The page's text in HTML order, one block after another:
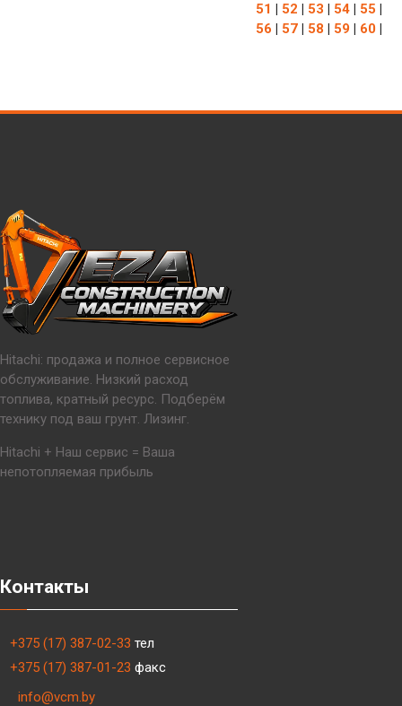
51 | 52 | 53 | 54 | 55 |
56 | 57 | 58 | 59 | 60 |
Hitachi: продажа и полное сервисное
обслуживание. Низкий расход
топлива, кратный ресурс. Подберём
технику под ваш грунт. Лизинг.
Hitachi + Наш сервис = Ваша
непотопляемая прибыль
Контакты
+375 (17) 387-02-33 тел
+375 (17) 387-01-23 факс
info@vcm.by